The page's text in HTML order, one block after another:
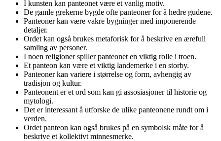
I kunsten kan panteonet være et vanlig motiv.
De gamle grekerne bygde ofte panteoner for å hedre gudene.
Panteoner kan være vakre bygninger med imponerende
detaljer.
Ordet kan også brukes metaforisk for å beskrive en ærefull
samling av personer.
I noen religioner spiller panteonet en viktig rolle i troen.
Et panteon kan være et viktig landemerke i en storby.
Panteoner kan variere i størrelse og form, avhengig av
tradisjon og kultur.
Panteonent er et ord som kan gi assosiasjoner til historie og
mytologi.
Det er interessant å utforske de ulike panteonene rundt om i
verden.
Ordet panteon kan også brukes på en symbolsk måte for å
beskrive et kollektivt minnesmerke.